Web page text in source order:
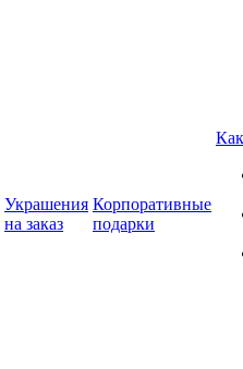
Украшения
на заказ
Корпоративные
подарки